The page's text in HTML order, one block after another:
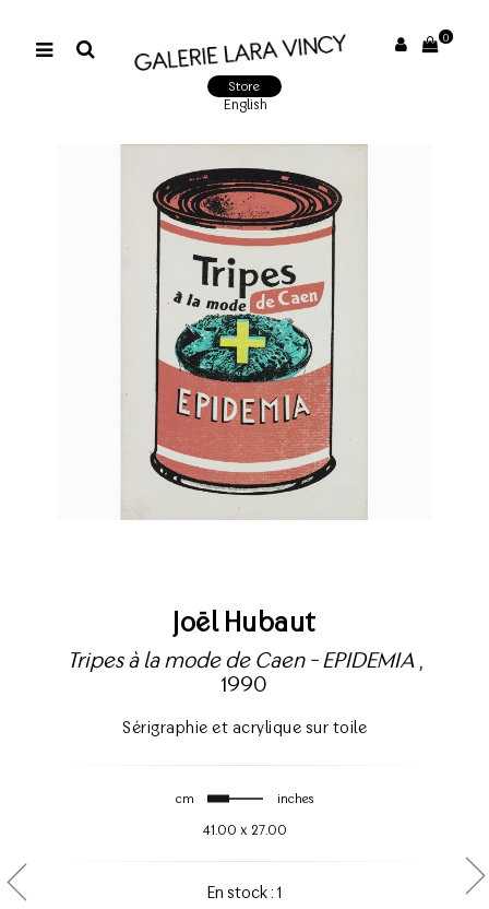
0
Store
English
Joël Hubaut
Tripes à la mode de Caen - EPIDEMIA,
1990
Sérigraphie et acrylique sur toile
cm inches
41.00 x 27.00
En stock : 1